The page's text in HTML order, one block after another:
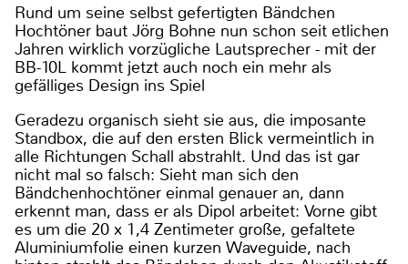
Rund um seine selbst gefertigten Bändchen
Hochtöner baut Jörg Bohne nun schon seit etlichen
Jahren wirklich vorzügliche Lautsprecher - mit der
BB-10L kommt jetzt auch noch ein mehr als
gefälliges Design ins Spiel
Geradezu organisch sieht sie aus, die imposante
Standbox, die auf den ersten Blick vermeintlich in
alle Richtungen Schall abstrahlt. Und das ist gar
nicht mal so falsch: Sieht man sich den
Bändchenhochtöner einmal genauer an, dann
erkennt man, dass er als Dipol arbeitet: Vorne gibt
es um die 20 x 1,4 Zentimeter große, gefaltete
Aluminiumfolie einen kurzen Waveguide, nach